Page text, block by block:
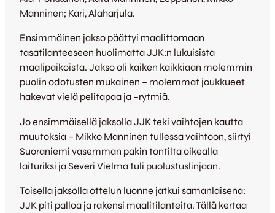
Manninen; Kari, Alaharjula.
Ensimmäinen jakso päättyi maalittomaan
tasatilanteeseen huolimatta JJK:n lukuisista
maalipaikoista. Jakso oli kaiken kaikkiaan molemmin
puolin odotusten mukainen – molemmat joukkueet
hakevat vielä pelitapaa ja –rytmiä.
Jo ensimmäisellä jaksolla JJK teki vaihtojen kautta
muutoksia – Mikko Manninen tullessa vaihtoon, siirtyi
Suoraniemi vasemman pakin tontilta oikealla
laituriksi ja Severi Vielma tuli puolustuslinjaan.
Toisella jaksolla ottelun luonne jatkui samanlaisena:
JJK piti palloa ja rakensi maalitilanteita. Tällä kertaa